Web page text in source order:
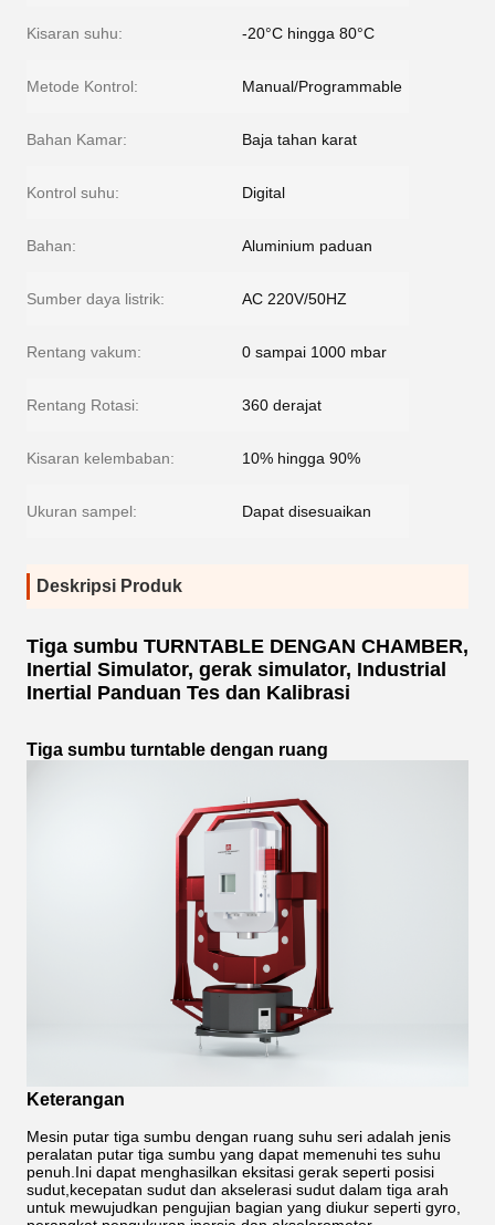
Kisaran suhu: -20°C hingga 80°C
Metode Kontrol: Manual/Programmable
Bahan Kamar: Baja tahan karat
Kontrol suhu: Digital
Bahan: Aluminium paduan
Sumber daya listrik: AC 220V/50HZ
Rentang vakum: 0 sampai 1000 mbar
Rentang Rotasi: 360 derajat
Kisaran kelembaban: 10% hingga 90%
Ukuran sampel: Dapat disesuaikan
Deskripsi Produk
Tiga sumbu TURNTABLE DENGAN CHAMBER,
Inertial Simulator, gerak simulator, Industrial
Inertial Panduan Tes dan Kalibrasi
Tiga sumbu turntable dengan ruang
Keterangan
Mesin putar tiga sumbu dengan ruang suhu seri adalah jenis
peralatan putar tiga sumbu yang dapat memenuhi tes suhu
penuh.Ini dapat menghasilkan eksitasi gerak seperti posisi
sudut,kecepatan sudut dan akselerasi sudut dalam tiga arah
untuk mewujudkan pengujian bagian yang diukur seperti gyro,